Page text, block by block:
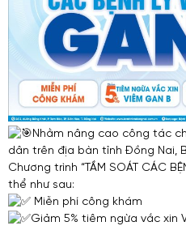
Nhằm nâng cao công tác
dân trên địa bàn tỉnh Đồng Nai,
Chương trình “TẦM SOÁT CÁC
thể như sau:
Miễn phí công khám
Giảm 5% tiêm ngừa vắc xin